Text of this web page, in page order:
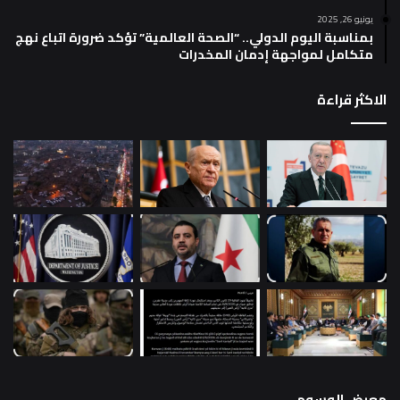
يونيو 26, 2025
بمناسبة اليوم الدولي.. “الصحة العالمية” تؤكد ضرورة اتباع نهج
متكامل لمواجهة إدمان المخدرات
الاكثر قراءة